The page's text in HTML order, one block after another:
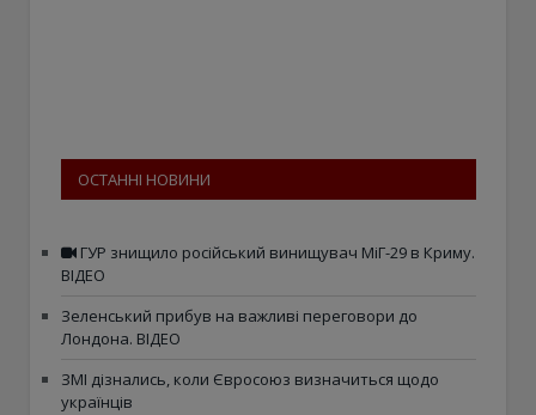
ОСТАННІ НОВИНИ
ГУР знищило російський винищувач МіГ-29 в Криму.
ВІДЕО
Зеленський прибув на важливі переговори до
Лондона. ВІДЕО
ЗМІ дізнались, коли Євросоюз визначиться щодо
українців